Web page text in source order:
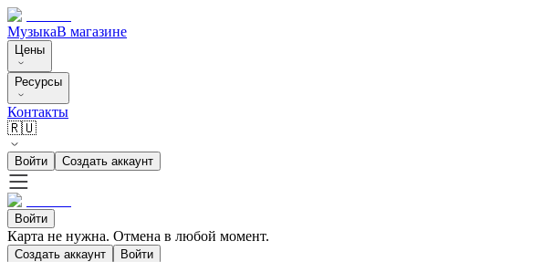
МузыкаВ магазине
Цены
Ресурсы
Контакты
🇷🇺
Войти Создать аккаунт
Войти
Карта не нужна. Отмена в любой момент.
Создать аккаунт Войти